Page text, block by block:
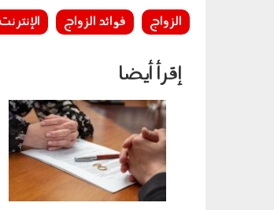
الزواج فوائد الزواج الإنترنت
إقرأ أيضا
070503.jpg